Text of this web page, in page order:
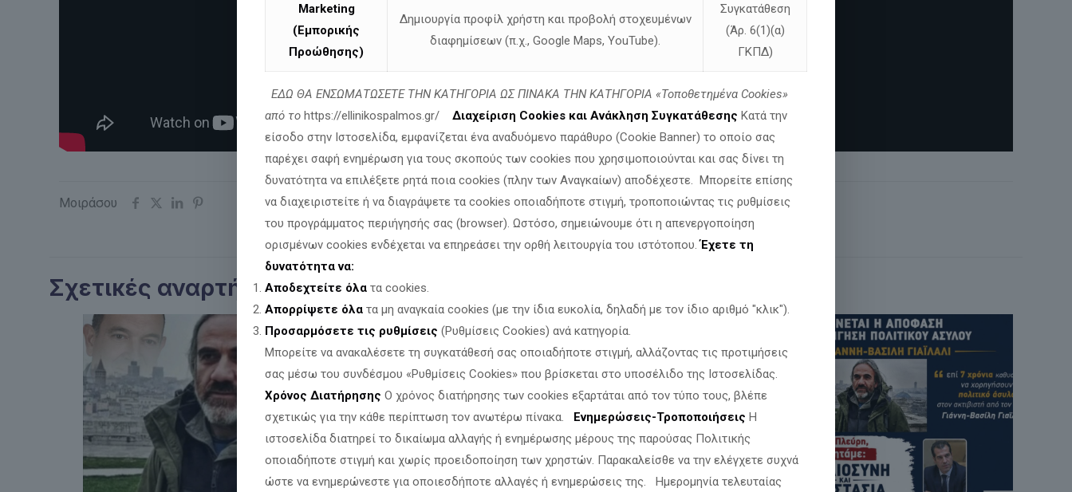
Μοιράσου
Σχετικές αναρτήσεις
Marketing
(Εμπορικής
Προώθησης)
Δημιουργία προφίλ χρήστη και προβολή στοχευμένων
διαφημίσεων (π.χ., Google Maps, YouTube).
Συγκατάθεση
(Άρ. 6(1)(α)
ΓΚΠΔ)
ΕΔΩ ΘΑ ΕΝΣΩΜΑΤΩΣΕΤΕ ΤΗΝ ΚΑΤΗΓΟΡΙΑ ΩΣ ΠΙΝΑΚΑ ΤΗΝ ΚΑΤΗΓΟΡΙΑ «Τοποθετημένα Cookies»
από το https://ellinikospalmos.gr/ Διαχείριση Cookies και Ανάκληση Συγκατάθεσης Κατά την
είσοδο στην Ιστοσελίδα, εμφανίζεται ένα αναδυόμενο παράθυρο (Cookie Banner) το οποίο σας
παρέχει σαφή ενημέρωση για τους σκοπούς των cookies που χρησιμοποιούνται και σας δίνει τη
δυνατότητα να επιλέξετε ρητά ποια cookies (πλην των Αναγκαίων) αποδέχεστε. Μπορείτε επίσης
να διαχειριστείτε ή να διαγράψετε τα cookies οποιαδήποτε στιγμή, τροποποιώντας τις ρυθμίσεις
του προγράμματος περιήγησής σας (browser). Ωστόσο, σημειώνουμε ότι η απενεργοποίηση
ορισμένων cookies ενδέχεται να επηρεάσει την ορθή λειτουργία του ιστότοπου.Έχετε τη
δυνατότητα να:
Αποδεχτείτε όλα τα cookies.
Απορρίψετε όλα τα μη αναγκαία cookies (με την ίδια ευκολία, δηλαδή με τον ίδιο αριθμό "κλικ").
Προσαρμόσετε τις ρυθμίσεις (Ρυθμίσεις Cookies) ανά κατηγορία.
Μπορείτε να ανακαλέσετε τη συγκατάθεσή σας οποιαδήποτε στιγμή, αλλάζοντας τις προτιμήσεις
σας μέσω του συνδέσμου «Ρυθμίσεις Cookies» που βρίσκεται στο υποσέλιδο της Ιστοσελίδας.
Χρόνος Διατήρησης Ο χρόνος διατήρησης των cookies εξαρτάται από τον τύπο τους, βλέπε
σχετικώς για την κάθε περίπτωση τον ανωτέρω πίνακα. Ενημερώσεις-Τροποποιήσεις Η
ιστοσελίδα διατηρεί το δικαίωμα αλλαγής ή ενημέρωσης μέρους της παρούσας Πολιτικής
οποιαδήποτε στιγμή και χωρίς προειδοποίηση των χρηστών. Παρακαλείσθε να την ελέγχετε συχνά
ώστε να ενημερώνεστε για οποιεσδήποτε αλλαγές ή ενημερώσεις της. Ημερομηνία τελευταίας